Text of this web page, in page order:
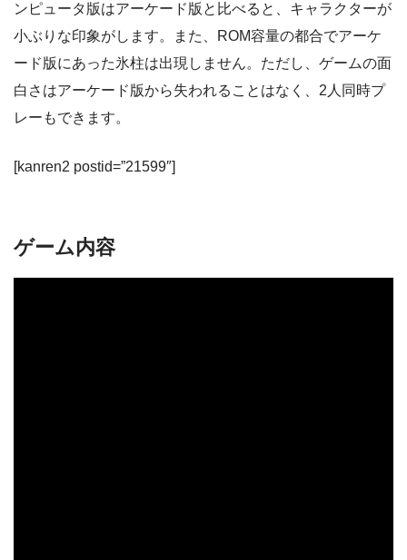
ンピュータ版はアーケード版と比べると、キャラクターが
小ぶりな印象がします。また、ROM容量の都合でアーケ
ード版にあった氷柱は出現しません。ただし、ゲームの面
白さはアーケード版から失われることはなく、2人同時プ
レーもできます。
[kanren2 postid=”21599″]
ゲーム内容